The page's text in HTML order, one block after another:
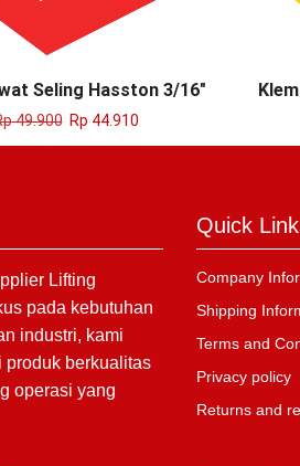
Seling Hasston 3/16″
49.900 Rp 44.910
Lifting
pada kebutuhan
industri, kami
produk berkualitas
operasi yang
Quick
Company
Shipping
Terms and
Privacy policy
Returns and